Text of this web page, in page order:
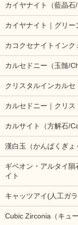
カイヤナイト（藍晶石/
カイヤナイト｜グリー
カコクセナイトインク
カルセドニー（玉髄/
クリスタルインカルセ
カルセドニー｜クリ
カルサイト（方解石/
漢白玉（かんぱくぎょ
ギベオン・アルタイ
イト
キャッツアイ(人工ガ
Cubic Zirconia（キュ